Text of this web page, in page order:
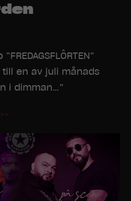
till en av juli månads
i dimman…”